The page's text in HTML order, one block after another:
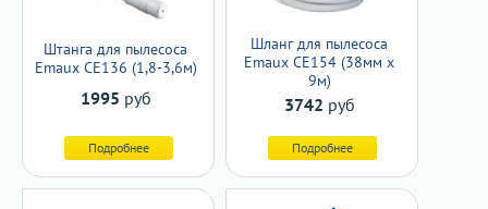
Штанга для пылесоса
Emaux CE136 (1,8-3,6м)
1995 руб
Подробнее
Шланг для пылесоса
Emaux CE154 (38мм х
9м)
3742 руб
Подробнее